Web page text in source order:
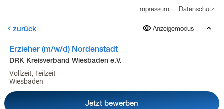
Impressum | Datenschutz
zurück Anzeigemodus
Erzieher (m/w/d) Nordenstadt
DRK Kreisverband Wiesbaden e.V.
Vollzeit, Teilzeit
Wiesbaden
Jetzt bewerben